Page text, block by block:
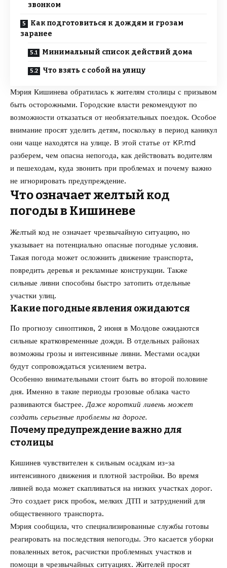
звонком
Как подготовиться к дождям и грозам
заранее
Минимальный список действий дома
Что взять с собой на улицу
Мэрия Кишинева обратилась к жителям столицы с призывом
быть осторожными. Городские власти рекомендуют по
возможности отказаться от необязательных поездок. Особое
внимание просят уделить детям, поскольку в период каникул
они чаще находятся на улице. В этой статье от KP.md
разберем, чем опасна непогода, как действовать водителям
и пешеходам, куда звонить при проблемах и почему важно
не игнорировать предупреждение.
Что означает желтый код
погоды в Кишиневе
Желтый код не означает чрезвычайную ситуацию, но
указывает на потенциально опасные погодные условия.
Такая погода может осложнить движение транспорта,
повредить деревья и рекламные конструкции. Также
сильные ливни способны быстро затопить отдельные
участки улиц.
Какие погодные явления ожидаются
По прогнозу синоптиков, 2 июня в Молдове ожидаются
сильные кратковременные дожди. В отдельных районах
возможны грозы и интенсивные ливни. Местами осадки
будут сопровождаться усилением ветра.
Особенно внимательными стоит быть во второй половине
дня. Именно в такие периоды грозовые облака часто
развиваются быстрее.Даже короткий ливень может
создать серьезные проблемы на дороге.
Почему предупреждение важно для
столицы
Кишинев чувствителен к сильным осадкам из-за
интенсивного движения и плотной застройки. Во время
ливней вода может скапливаться на низких участках дорог.
Это создает риск пробок, мелких ДТП и затруднений для
общественного транспорта.
Мэрия сообщила, что специализированные службы готовы
реагировать на последствия непогоды. Это касается уборки
поваленных веток, расчистки проблемных участков и
помощи в чрезвычайных ситуациях. Жителей просят